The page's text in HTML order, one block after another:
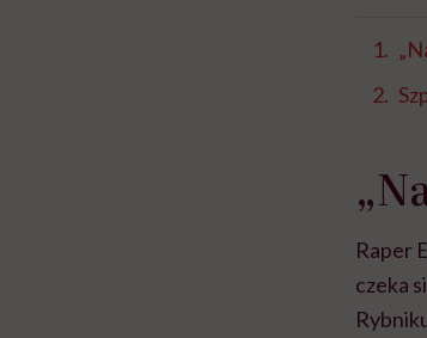
Raper
czeka